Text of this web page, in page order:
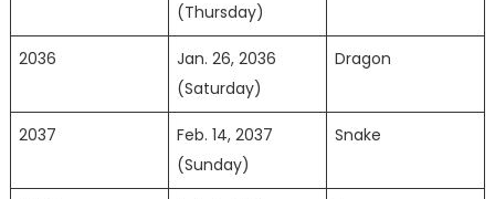
(Thursday)
2036
Jan. 26, 2036
(Saturday)
Dragon
2037
Feb. 14, 2037
(Sunday)
Snake